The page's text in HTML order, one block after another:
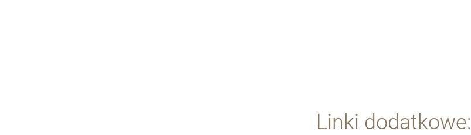
Linki dodatkowe: